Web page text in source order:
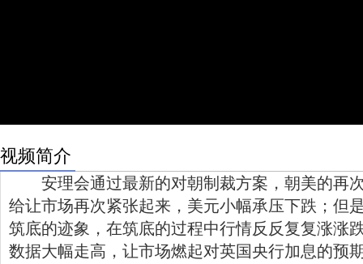
视频简介
安理会通过最新的对朝制裁方案，朝美的再
给让市场再次紧张起来，美元小幅承压下跌；但
筑底的迹象，在筑底的过程中行情反反复复涨涨
数据大幅走高，让市场燃起对英国央行加息的预